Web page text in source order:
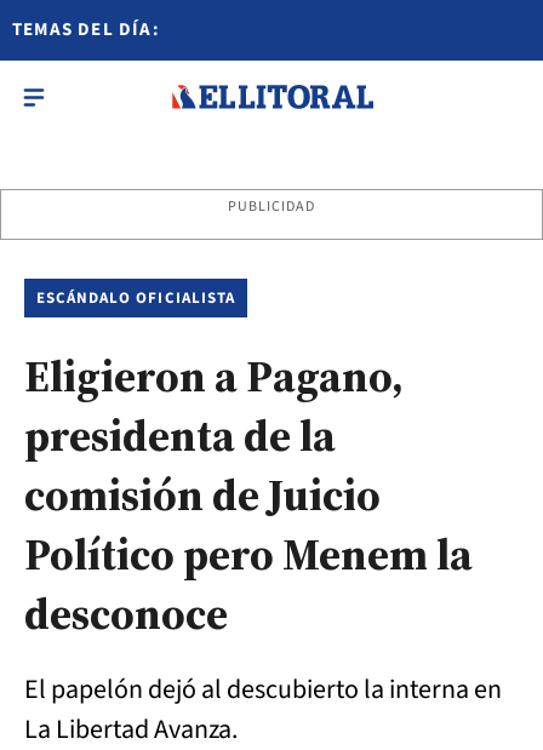
TEMAS DEL DÍA:
PUBLICIDAD
ESCÁNDALO OFICIALISTA
Eligieron a Pagano,
presidenta de la
comisión de Juicio
Político pero Menem la
desconoce
El papelón dejó al descubierto la interna en
La Libertad Avanza.